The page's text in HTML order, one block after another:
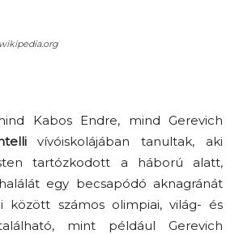
Kabos Endre, mind Gerevich
vívóiskolájában tanultak, aki
tartózkodott a háború alatt,
egy becsapódó aknagránát
között számos olimpiai, világ- és
mint például Gerevich